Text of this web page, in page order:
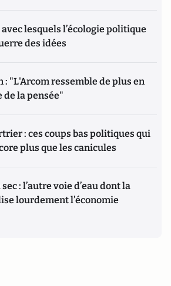
lesquels l’écologie politique
des idées
: "L'Arcom ressemble de plus en
de la pensée"
: ces coups bas politiques qui
plus que les canicules
: l’autre voie d’eau dont la
lourdement l’économie